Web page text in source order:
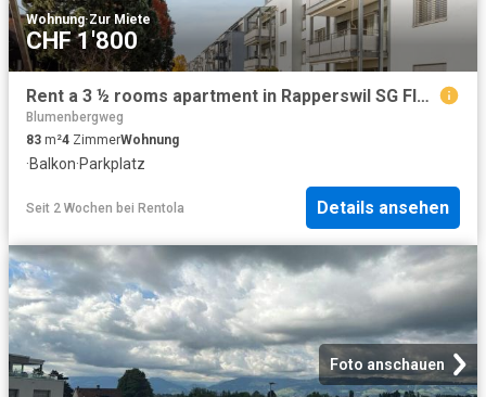
Wohnung·Zur Miete
CHF 1'800
Rent a 3 ½ rooms apartment in Rapperswil SG Flatfox
Blumenbergweg
83 m²4 ZimmerWohnung
·Balkon·Parkplatz
Seit 2 Wochen bei Rentola Details ansehen
Foto anschauen